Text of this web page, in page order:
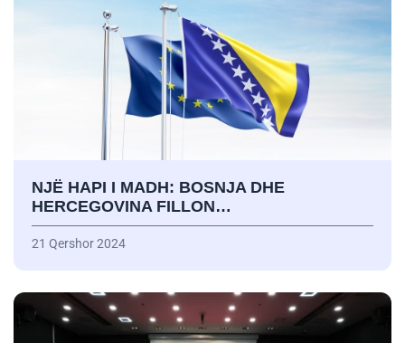
NJË HAPI I MADH: BOSNJA DHE
HERCEGOVINA FILLON…
21 Qershor 2024